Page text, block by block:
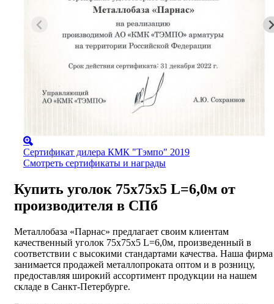
Сертификат дилера КМК "Тэмпо" 2019
Смотреть сертификаты и награды
Купить уголок 75х75х5 L=6,0м от
производителя в СПб
Металлобаза «Парнас» предлагает своим клиентам
качественный уголок 75х75х5 L=6,0м, произведенный в
соответствии с высокими стандартами качества. Наша фирма
занимается продажей металлопроката оптом и в розницу,
предоставляя широкий ассортимент продукции на нашем
складе в Санкт-Петербурге.